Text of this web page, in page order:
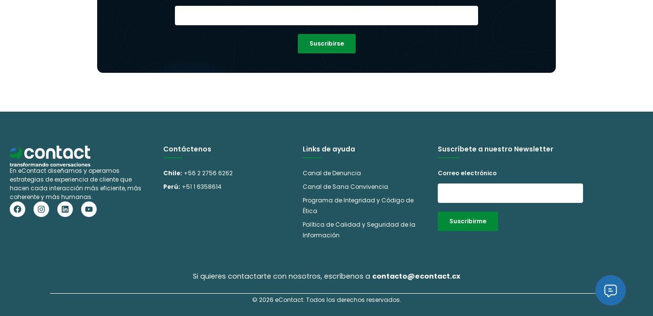
Suscribirse
e
a
t
i
En eContact diseñamos y operamos
estrategias de experiencia de cliente que
hacen cada interacción más eficiente, más
coherente y más humanas.
F
a
c
I
n
s
L
i
n
Y
o
u
Contáctenos
Chile: +56 2 2756 6262
Perú: +51 1 6358614
Links de ayuda
Canal de Denuncia
Canal de Sana Convivencia
Programa de Integridad y Código de
Ética
Política de Calidad y Seguridad de la
Información
Suscríbete a nuestro Newsletter
Correo electrónico
Suscribirme
Si quieres contactarte con nosotros, escríbenos a contacto@econtact.cx
© 2026 eContact. Todos los derechos reservados.